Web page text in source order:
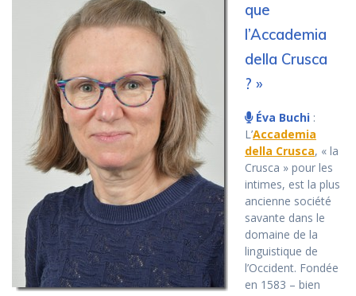
que
l’Accademia
della Crusca
? »
Éva Buchi :
L’Accademia
della Crusca, « la
Crusca » pour les
intimes, est la plus
ancienne société
savante dans le
domaine de la
linguistique de
l’Occident. Fondée
en 1583 – bien